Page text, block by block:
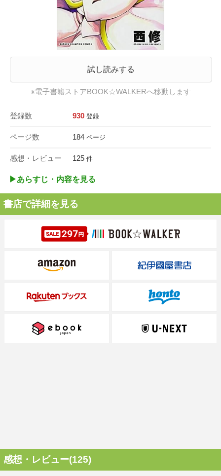
試し読みする
※電子書籍ストアBOOK☆WALKERへ移動します
登録数 930 登録
ページ数 184 ページ
感想・レビュー 125 件
▶︎あらすじ・内容を見る
書店で詳細を見る
感想・レビュー(125)